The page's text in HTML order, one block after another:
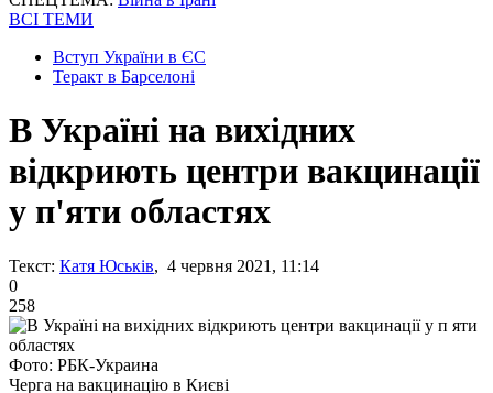
ВСІ ТЕМИ
Вступ України в ЄС
Теракт в Барселоні
В Україні на вихідних
відкриють центри вакцинації
у п'яти областях
Текст: Катя Юськів, 4 червня 2021, 11:14
0
258
Фото: РБК-Украина
Черга на вакцинацію в Києві